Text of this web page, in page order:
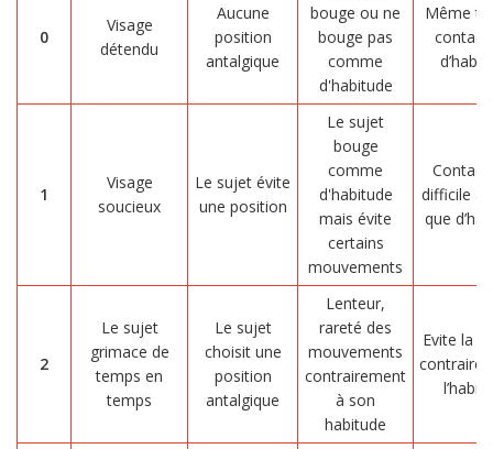
0
Visage
détendu
Aucune
position
antalgique
bouge ou ne
bouge pas
comme
d'habitude
Même
contact
1
Visage
soucieux
Le sujet évite
une position
Le sujet
bouge
comme
d'habitude
mais évite
certains
mouvements
Contact
difficile à
que
2
Le sujet
grimace de
temps en
temps
Le sujet
choisit une
position
antalgique
Lenteur,
rareté des
mouvements
contrairement
à son
habitude
Evite la